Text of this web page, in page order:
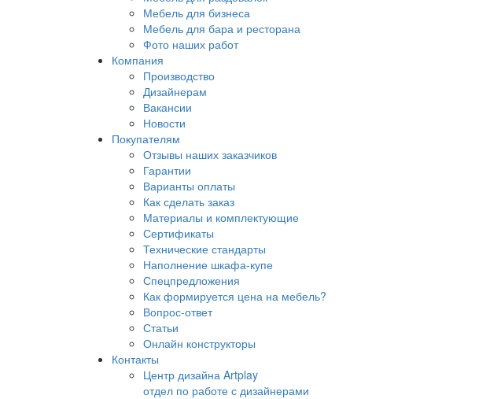
Мебель для бизнеса
Мебель для бара и ресторана
Фото наших работ
Компания
Производство
Дизайнерам
Вакансии
Новости
Покупателям
Отзывы наших заказчиков
Гарантии
Варианты оплаты
Как сделать заказ
Материалы и комплектующие
Сертификаты
Технические стандарты
Наполнение шкафа-купе
Спецпредложения
Как формируется цена на мебель?
Вопрос-ответ
Статьи
Онлайн конструкторы
Контакты
Центр дизайна Artplay
отдел по работе с дизайнерами